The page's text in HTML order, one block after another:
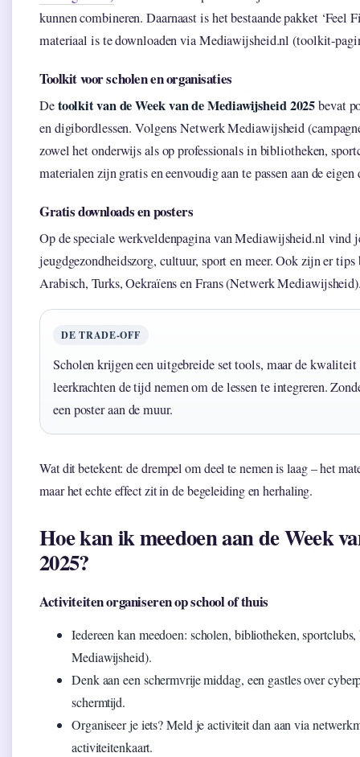
kunnen combineren. Daarnaast is het bestaande pakket
materiaal is te downloaden via Mediawijsheid.nl (toolkit-
Toolkit voor scholen en organisaties
Detoolkit van de Week van de Mediawijsheid 2025bevat
en digibordlessen. Volgens Netwerk Mediawijsheid
zowel het onderwijs als op professionals in bibliotheken,
materialen zijn gratis en eenvoudig aan te passen aan de eigen
Gratis downloads en posters
Op de speciale werkveldenpagina van Mediawijsheid.nl vind
jeugdgezondheidszorg, cultuur, sport en meer. Ook zijn er
Arabisch, Turks, Oekraïens en Frans (Netwerk
DE TRADE-OFF
Scholen krijgen een uitgebreide set tools, maar de kwaliteit
leerkrachten de tijd nemen om de lessen te integreren.
een poster aan de muur.
Wat dit betekent: de drempel om deel te nemen is laag – het
maar het echte effect zit in de begeleiding en herhaling.
Hoe kan ik meedoen aan de Week
2025?
Activiteiten organiseren op school of thuis
Iedereen kan meedoen: scholen, bibliotheken,
Mediawijsheid).
Denk aan een schermvrije middag, een gastles over
schermtijd.
Organiseer je iets? Meld je activiteit dan aan via
activiteitenkaart.